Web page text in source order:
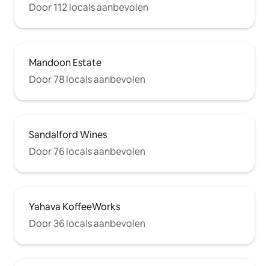
Door 112 locals aanbevolen
Mandoon Estate
Door 78 locals aanbevolen
Sandalford Wines
Door 76 locals aanbevolen
Yahava KoffeeWorks
Door 36 locals aanbevolen